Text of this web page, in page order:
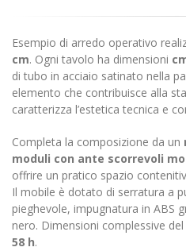
Esempio di arredo operativo
cm. Ogni tavolo ha dimensioni
di tubo in acciaio satinato nella
elemento che contribuisce alla
caratterizza l’estetica tecnica e
Completa la composizione da un
moduli con ante scorrevoli
offrire un pratico spazio
Il mobile è dotato di serratura a
pieghevole, impugnatura in ABS
nero. Dimensioni complessive
58 h.